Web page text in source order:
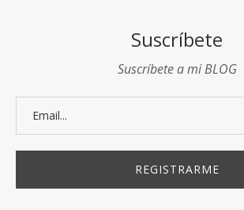
Suscríbete
Suscríbete a mi BLOG